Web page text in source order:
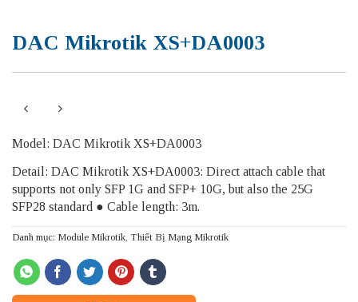
DAC Mikrotik XS+DA0003
Model: DAC Mikrotik XS+DA0003
Detail: DAC Mikrotik XS+DA0003: Direct attach cable that
supports not only SFP 1G and SFP+ 10G, but also the 25G
SFP28 standard ● Cable length: 3m.
Danh mục: Module Mikrotik, Thiết Bị Mạng Mikrotik